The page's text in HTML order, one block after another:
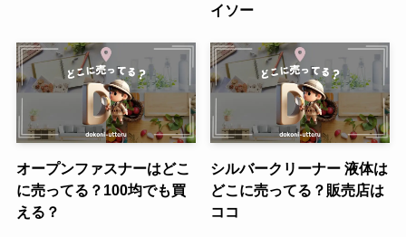
イソー
オープンファスナーはどこ
に売ってる？100均でも買
える？
シルバークリーナー 液体は
どこに売ってる？販売店は
ココ